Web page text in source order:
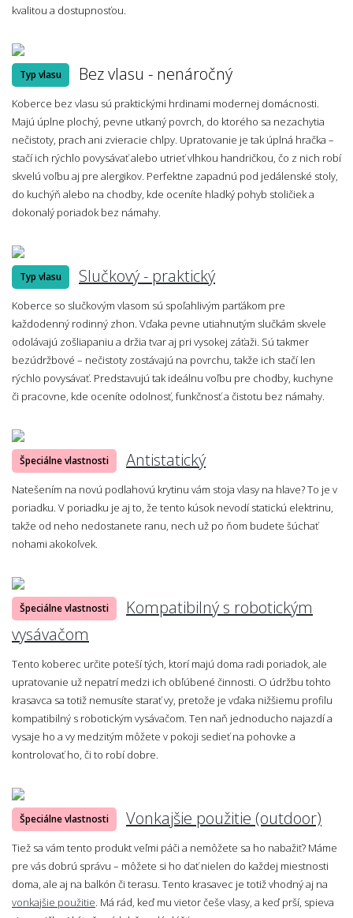
kvalitou a dostupnosťou.
Typ vlasu Bez vlasu - nenáročný
Koberce bez vlasu sú praktickými hrdinami modernej domácnosti.
Majú úplne plochý, pevne utkaný povrch, do ktorého sa nezachytia
nečistoty, prach ani zvieracie chlpy. Upratovanie je tak úplná hračka –
stačí ich rýchlo povysávať alebo utrieť vlhkou handričkou, čo z nich robí
skvelú voľbu aj pre alergikov. Perfektne zapadnú pod jedálenské stoly,
do kuchýň alebo na chodby, kde oceníte hladký pohyb stoličiek a
dokonalý poriadok bez námahy.
Typ vlasu Slučkový - praktický
Koberce so slučkovým vlasom sú spoľahlivým parťákom pre
každodenný rodinný zhon. Vďaka pevne utiahnutým slučkám skvele
odolávajú zošliapaniu a držia tvar aj pri vysokej záťaži. Sú takmer
bezúdržbové – nečistoty zostávajú na povrchu, takže ich stačí len
rýchlo povysávať. Predstavujú tak ideálnu voľbu pre chodby, kuchyne
či pracovne, kde oceníte odolnosť, funkčnosť a čistotu bez námahy.
Špeciálne vlastnosti Antistatický
Natešením na novú podlahovú krytinu vám stoja vlasy na hlave? To je v
poriadku. V poriadku je aj to, že tento kúsok nevodí statickú elektrinu,
takže od neho nedostanete ranu, nech už po ňom budete šúchať
nohami akokoľvek.
Špeciálne vlastnosti
Kompatibilný s robotickým
vysávačom
Tento koberec určite poteší tých, ktorí majú doma radi poriadok, ale
upratovanie už nepatrí medzi ich obľúbené činnosti. O údržbu tohto
krasavca sa totiž nemusíte starať vy, pretože je vďaka nižšiemu profilu
kompatibilný s robotickým vysávačom. Ten naň jednoducho najazdí a
vysaje ho a vy medzitým môžete v pokoji sedieť na pohovke a
kontrolovať ho, či to robí dobre.
Špeciálne vlastnosti Vonkajšie použitie (outdoor)
Tiež sa vám tento produkt veľmi páči a nemôžete sa ho nabažiť? Máme
pre vás dobrú správu – môžete si ho dať nielen do každej miestnosti
doma, ale aj na balkón či terasu. Tento krasavec je totiž vhodný aj na
vonkajšie použitie . Má rád, keď mu vietor češe vlasy, a keď prší, spieva